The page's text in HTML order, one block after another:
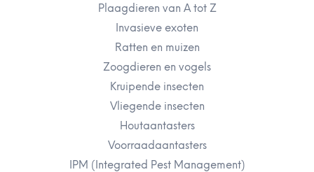
Plaagdieren van A tot Z
Invasieve exoten
Ratten en muizen
Zoogdieren en vogels
Kruipende insecten
Vliegende insecten
Houtaantasters
Voorraadaantasters
IPM (Integrated Pest Management)